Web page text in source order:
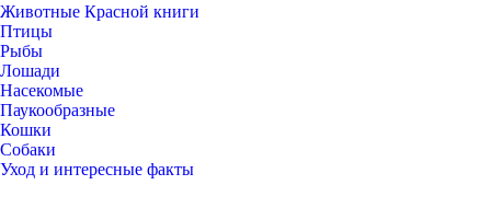
Животные Красной книги
Птицы
Рыбы
Лошади
Насекомые
Паукообразные
Кошки
Собаки
Уход и интересные факты